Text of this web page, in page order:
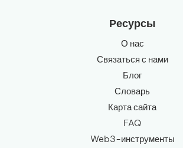
Ресурсы
О нас
Связаться с нами
Блог
Словарь
Карта сайта
FAQ
Web3-инструменты